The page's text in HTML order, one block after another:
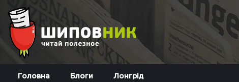
Головна Блоги Лонгрід